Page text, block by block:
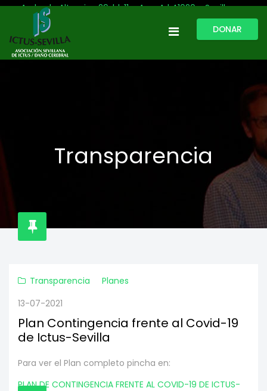
Avda. de Altamira, 29, bl. 11 – Acc. A | 41020 - Sevilla
954 513 999
ictussevilla@hotmail.com
DONAR
Transparencia
Transparencia
Planes
13-07-2021
Plan Contingencia frente al Covid-19
de Ictus-Sevilla
Para ver el Plan completo pincha en:
PLAN DE CONTINGENCIA FRENTE AL COVID-19 DE ICTUS-